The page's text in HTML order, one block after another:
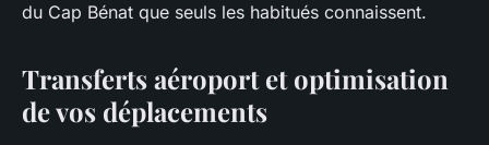
du Cap Bénat que seuls les habitués connaissent.
Transferts aéroport et optimisation
de vos déplacements